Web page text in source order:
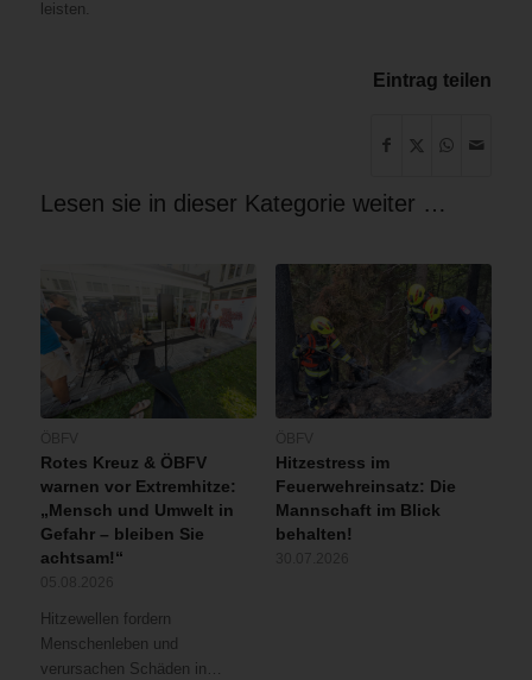
leisten.
Eintrag teilen
Lesen sie in dieser Kategorie weiter …
Rotes Kreuz & ÖBFV
warnen vor Extremhitze:
„Mensch und Umwelt in
Gefahr – bleiben Sie
achtsam!“
Hitzewellen fordern
Menschenleben und
verursachen Schäden in…
Hitzestress im
Feuerwehreinsatz: Die
Mannschaft im Blick
behalten!